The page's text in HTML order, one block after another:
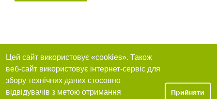
Цей сайт використовує «cookies». Також
веб-сайт використовує інтернет-сервіс для
збору технічних даних стосовно
відвідувачів з метою отримання
Прийняти